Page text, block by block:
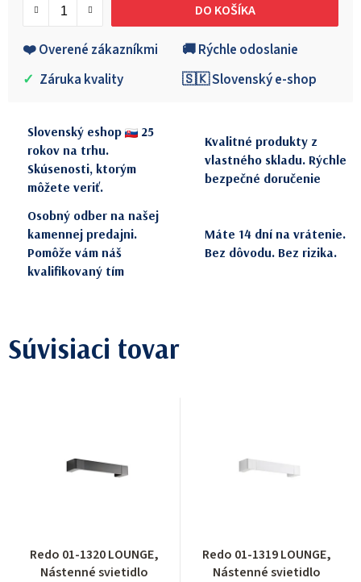
DO KOŠÍKA
❤️ Overené zákazníkmi
🚚 Rýchle odoslanie
✓ Záruka kvality 🇸🇰 Slovenský e-shop
Slovenský eshop
25
rokov na trhu.
Skúsenosti, ktorým
môžete veriť.
Kvalitné produkty z
vlastného skladu. Rýchle
bezpečné doručenie
Osobný odber na našej
kamennej predajni.
Pomôže vám náš
kvalifikovaný tím
Máte 14 dní na vrátenie.
Bez dôvodu. Bez rizika.
Súvisiaci tovar
Redo 01-1320 LOUNGE,
Nástenné svietidlo
Redo 01-1319 LOUNGE,
Nástenné svietidlo